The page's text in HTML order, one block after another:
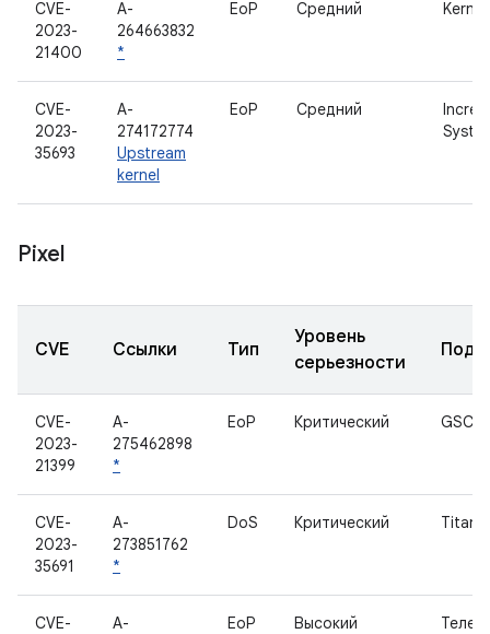
CVE-
2023-
21400
A-
264663832
*
EoP Средний
CVE-
2023-
35693
A-
274172774
Upstream
kernel
EoP Средний
Pixel
CVE Ссылки Тип
Уровень
серьезности
CVE-
2023-
21399
A-
275462898
*
EoP Критический GSC
CVE-
2023-
35691
A-
273851762
*
DoS Критический Titan
CVE-
A-
EoP Высокий